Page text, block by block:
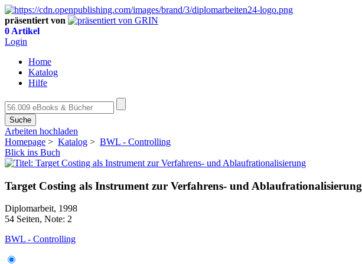
präsentiert von
0 Artikel
Login
Home
Katalog
Hilfe
Suche
Arbeiten hochladen
Homepage > Katalog > BWL - Controlling
Blick ins Buch
Target Costing als Instrument zur Verfahrens- und Ablaufrationalisierung
Diplomarbeit, 1998
54 Seiten, Note: 2
BWL - Controlling